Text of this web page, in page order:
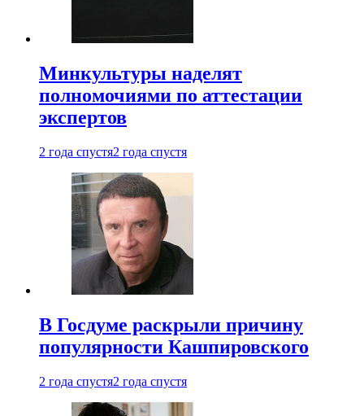
Минкультуры наделят
полномочиями по аттестации
экспертов
2 года спустя2 года спустя
В Госдуме раскрыли причину
популярности Кашпировского
2 года спустя2 года спустя